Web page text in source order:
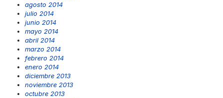
agosto 2014
julio 2014
junio 2014
mayo 2014
abril 2014
marzo 2014
febrero 2014
enero 2014
diciembre 2013
noviembre 2013
octubre 2013